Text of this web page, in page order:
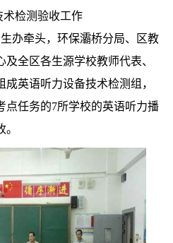
术检测验收工作
办牵头，环保灞桥分局、区教
全区各生源学校教师代表、
英语听力设备技术检测组，
点任务的7所学校的英语听力播